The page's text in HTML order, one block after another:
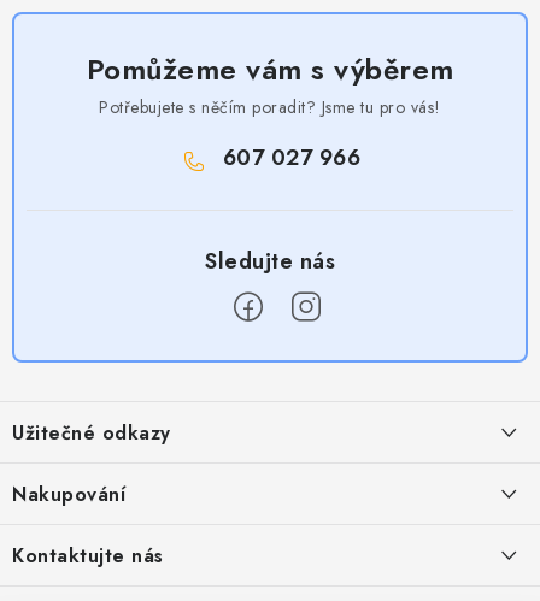
Pomůžeme vám s výběrem
Potřebujete s něčím poradit? Jsme tu pro vás!
607 027 966
p
a
Užitečné odkazy
Provizní systém
Nakupování
Kontaktujte nás